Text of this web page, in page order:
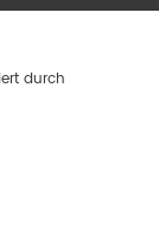
durch